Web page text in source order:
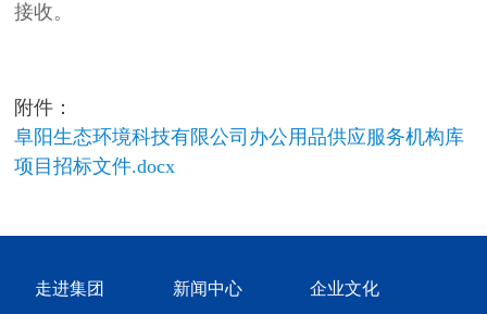
接收。
附件：
阜阳生态环境科技有限公司办公用品供应服务机构库
项目招标文件.docx
走进集团 新闻中心 企业文化